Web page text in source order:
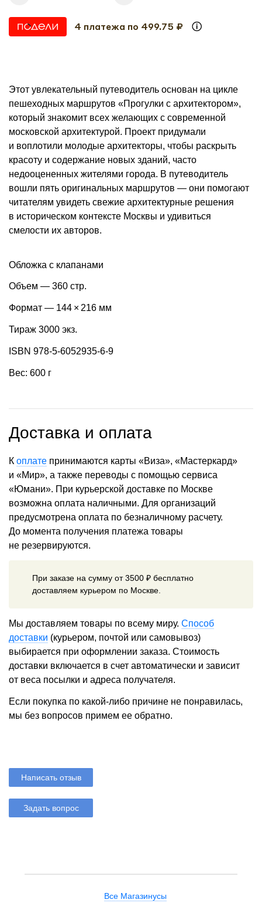
4 платежа по 499.75 ₽
Этот увлекательный путеводитель основан на цикле
пешеходных маршрутов «Прогулки с архитектором»,
который знакомит всех желающих с современной
московской архитектурой. Проект придумали
и воплотили молодые архитекторы, чтобы раскрыть
красоту и содержание новых зданий, часто
недооцененных жителями города. В путеводитель
вошли пять оригинальных маршрутов — они помогают
читателям увидеть свежие архитектурные решения
в историческом контексте Москвы и удивиться
смелости их авторов.
Обложка с клапанами
Объем — 360 стр.
Формат — 144 × 216 мм
Тираж 3000 экз.
ISBN 978-5-6052935-6-9
Вес: 600 г
Доставка и оплата
К оплате принимаются карты «Виза», «Мастеркард»
и «Мир», а также переводы с помощью сервиса
«Юмани». При курьерской доставке по Москве
возможна оплата наличными. Для организаций
предусмотрена оплата по безналичному расчету.
До момента получения платежа товары
не резервируются.
При заказе на сумму от 3500 ₽ бесплатно
доставляем курьером по Москве.
Мы доставляем товары по всему миру. Способ
доставки (курьером, почтой или самовывоз)
выбирается при оформлении заказа. Стоимость
доставки включается в счет автоматически и зависит
от веса посылки и адреса получателя.
Если покупка по какой-либо причине не понравилась,
мы без вопросов примем ее обратно.
Написать отзыв
Задать вопрос
Все Магазинусы